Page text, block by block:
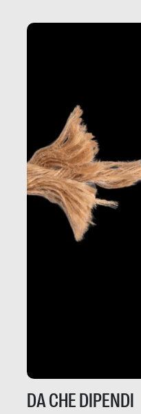
dietro gli oggetti e i
DA CHE DIPENDI